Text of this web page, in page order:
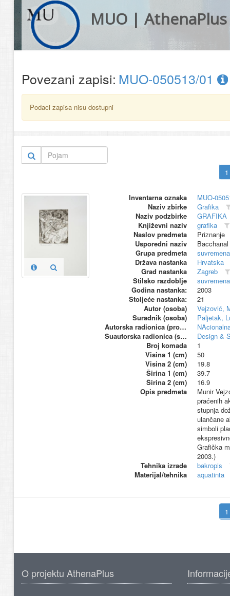
MUO | AthenaPlus
Povezani zapisi: MUO-050513/01
Podaci zapisa nisu dostupni
Inventarna oznaka
MUO-
Naziv zbirke
Grafika
Naziv podzbirke
GRAFIKA
Književni naziv
grafika
Naslov predmeta
Priznanje
Usporedni naziv
Bacchanal
Grupa predmeta
suvremena
Država nastanka
Hrvatska
Grad nastanka
Zagreb
Stilsko razdoblje
suvremena
Godina nastanka:
2003
Stoljeće nastanka:
21
Autor (osoba)
Vejzović,
Suradnik (osoba)
Paljetak,
Autorska radionica (proizvođač)
Suautorska radionica (suproizvođač)
Design &
Broj komada
1
Visina 1 (cm)
50
Visina 2 (cm)
19.8
Širina 1 (cm)
39.7
Širina 2 (cm)
16.9
Opis predmeta
Munir
praćenih
stupnja
ulančane
simboli
Grafička
2003.)
Tehnika izrade
bakropis
Materijal/tehnika
aquatinta
O projektu AthenaPlus